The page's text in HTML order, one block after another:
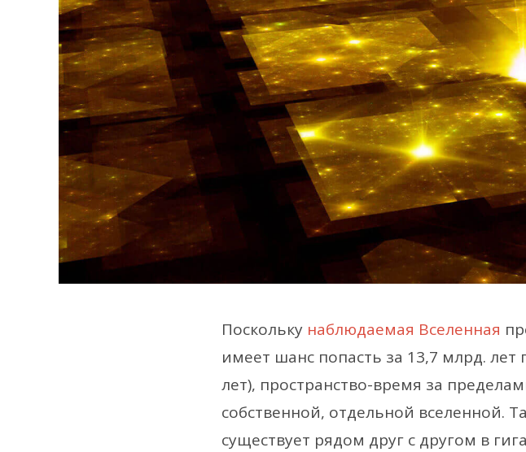
Поскольку наблюдаемая Вселенная
имеет шанс попасть за 13,7 млрд.
лет), пространство-время за
собственной, отдельной вселенной.
существует рядом друг с другом в